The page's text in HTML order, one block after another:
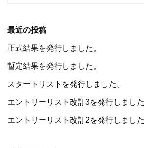
最近の投稿
正式結果を発行しました。
暫定結果を発行しました。
スタートリストを発行しました。
エントリーリスト改訂3を発行しました
エントリーリスト改訂2を発行しました